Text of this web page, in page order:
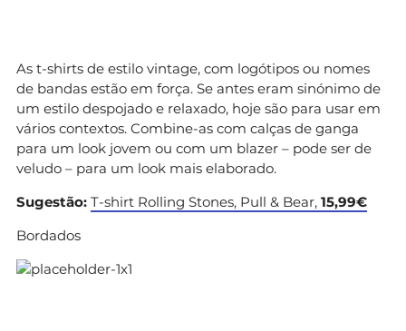
As t-shirts de estilo vintage, com logótipos ou nomes
de bandas estão em força. Se antes eram sinónimo de
um estilo despojado e relaxado, hoje são para usar em
vários contextos. Combine-as com calças de ganga
para um look jovem ou com um blazer – pode ser de
veludo – para um look mais elaborado.
Sugestão: T-shirt Rolling Stones, Pull & Bear, 15,99€
Bordados